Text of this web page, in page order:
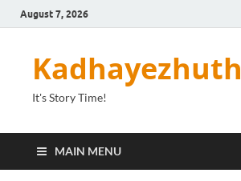
August 7, 2026
Kadhayezhuth
It's Story Time!
MAIN MENU